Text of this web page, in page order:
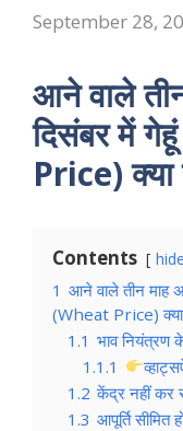
September 28,
आने वाले
दिसंबर में
Price)
Contents hide
1 आने वाले तीन माह
(Wheat Price)
1.1 भाव नियंत्रण
1.1.1
1.2 केंद्र नहीं कर
1.3 आपूर्ति सीमित